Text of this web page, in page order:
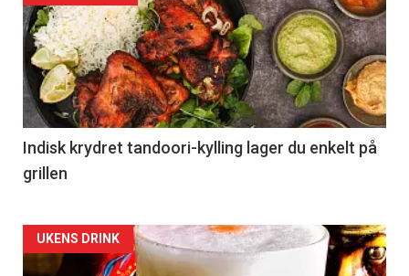
Indisk krydret tandoori-kylling lager du enkelt på
grillen
Forsiden
UKENS DRINK